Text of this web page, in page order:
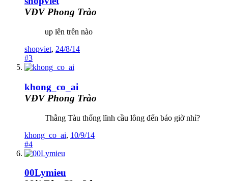
VĐV Phong Trào
up lên trên nào
shopviet, 24/8/14
#3
khong_co_ai
VĐV Phong Trào
Thằng Tàu thống lĩnh cầu lông đến báo giờ nhỉ?
khong_co_ai, 10/9/14
#4
00Lymieu